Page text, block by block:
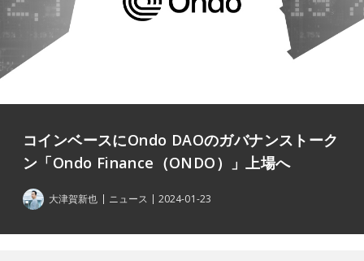
コインベースにOndo DAOのガバナンストーク
ン「Ondo Finance（ONDO）」上場へ
大津賀新也 ニュース 2024-01-23